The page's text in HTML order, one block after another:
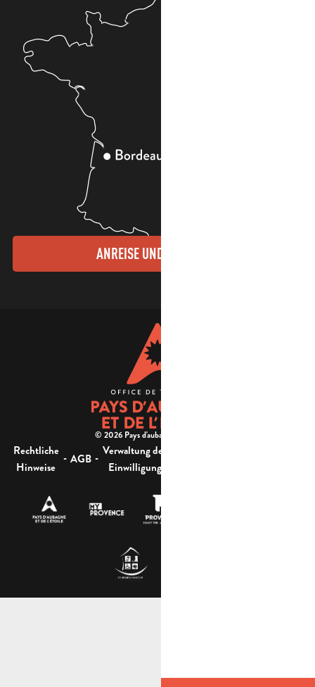
ANREISE UND KONTAKTE
© 2026 Pays d'aubagne et de l'étoile -
Rechtliche
Hinweise
- AGB - Verwaltung der
Einwilligung